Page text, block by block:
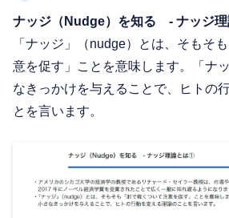
ナッジ（Nudge）を知る - ナッジ
「ナッジ」（nudge）とは、そもそ
意を促す」ことを意味します。「ナ
なきっかけを与えることで、ヒトの
とを言います。